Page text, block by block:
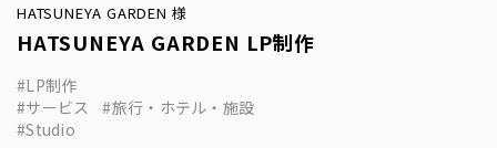
HATSUNEYA GARDEN 様
HATSUNEYA GARDEN LP制作
LP制作
サービス
旅行・ホテル・施設
Studio